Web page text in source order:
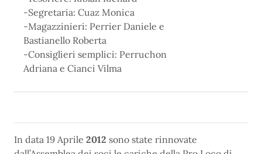
-Segretaria: Cuaz Monica
-Magazzinieri: Perrier Daniele e
Bastianello Roberta
-Consiglieri semplici: Perruchon
Adriana e Cianci Vilma
In data 19 Aprile 2012 sono state rinnovate